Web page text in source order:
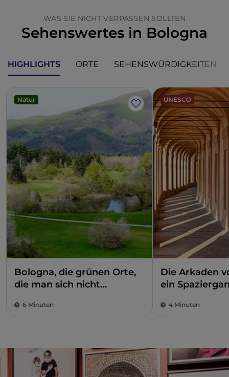
WAS SIE NICHT VERPASSEN SOLLTEN
Sehenswertes in Bologna
HIGHLIGHTS ORTE SEHENSWÜRDIGKEITEN
Natur
Like
Bologna, die grünen Orte,
die man sich nicht
6 Minuten
UNESCO
Die Arkaden
ein
4 Minuten